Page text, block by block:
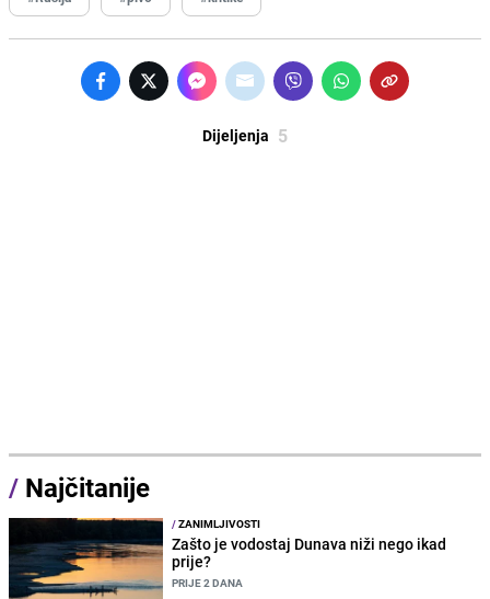
Dijeljenja 5
/ Najčitanije
/ZANIMLJIVOSTI
Zašto je vodostaj Dunava niži nego ikad
prije?
PRIJE 2 DANA